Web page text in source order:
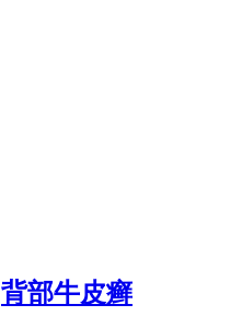
背部牛皮癣